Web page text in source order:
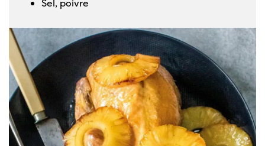
Sel, poivre